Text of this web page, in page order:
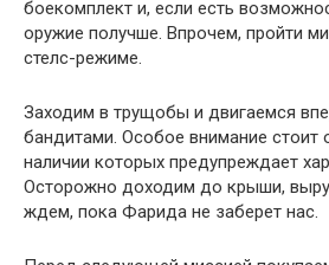
боекомплект и, если есть
оружие получше. Впрочем, пройти
стелс-режиме.
Заходим в трущобы и двигаемся
бандитами. Особое внимание стоит
наличии которых предупреждает
Осторожно доходим до крыши,
ждем, пока Фарида не заберет нас.